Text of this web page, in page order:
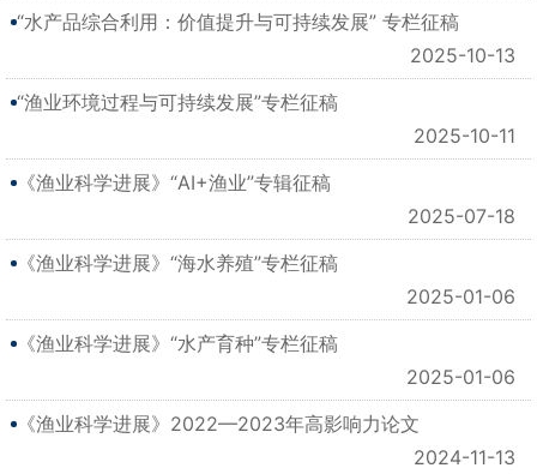
“水产品综合利用：价值提升与可持续发展” 专栏征稿
2025-10-13
“渔业环境过程与可持续发展”专栏征稿
2025-10-11
《渔业科学进展》“AI+渔业”专辑征稿
2025-07-18
《渔业科学进展》“海水养殖”专栏征稿
2025-01-06
《渔业科学进展》“水产育种”专栏征稿
2025-01-06
《渔业科学进展》2022—2023年高影响力论文
2024-11-13